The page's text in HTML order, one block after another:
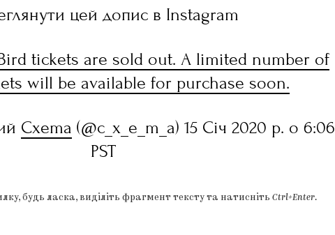
цей допис в Instagram
Bird tickets are sold out. A limited number of
will be available for purchase soon.
Cxema (@c_x_e_m_a) 15 Січ 2020 р. о 6:06
PST
будь ласка, виділіть фрагмент тексту та натисніть Ctrl+Enter.